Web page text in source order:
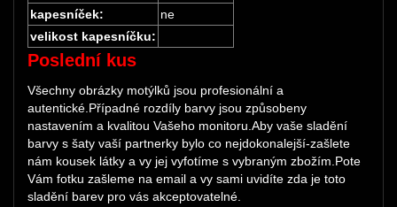
kapesníček:
ne
velikost kapesníčku:
Poslední kus
Všechny obrázky motýlků jsou profesionální a
autentické.Případné rozdíly barvy jsou způsobeny
nastavením a kvalitou Vašeho monitoru.Aby vaše sladění
barvy s šaty vaší partnerky bylo co nejdokonalejší-zašlete
nám kousek látky a vy jej vyfotíme s vybraným zbožím.Pote
Vám fotku zašleme na email a vy sami uvidíte zda je toto
sladění barev pro vás akceptovatelné.